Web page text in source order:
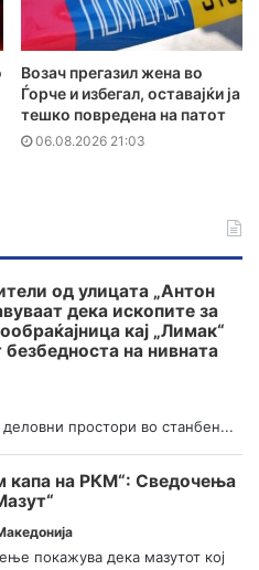
Возач прегазил жена во
Ѓорче и избегал, оставајќи ја
тешко повредена на патот
06.08.2026 21:03
од улицата „Антон
дека ископите за
кај „Лимак“
безбедноста на нивната
простори во станбен...
капа на РКМ“: Сведочења
покажува дека мазутот кој